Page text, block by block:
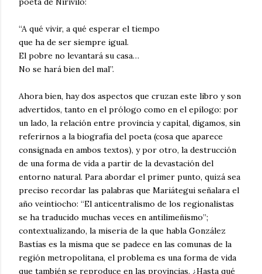
“A qué vivir, a qué esperar el tiempo
que ha de ser siempre igual.
El pobre no levantará su casa…
No se hará bien del mal”.
Ahora bien, hay dos aspectos que cruzan este libro y son
advertidos, tanto en el prólogo como en el epílogo: por
un lado, la relación entre provincia y capital, digamos, sin
referirnos a la biografía del poeta (cosa que aparece
consignada en ambos textos), y por otro, la destrucción
de una forma de vida a partir de la devastación del
entorno natural. Para abordar el primer punto, quizá sea
preciso recordar las palabras que Mariátegui señalara el
año veintiocho: “El anticentralismo de los regionalistas
se ha traducido muchas veces en antilimeñismo”;
contextualizando, la miseria de la que habla González
Bastías es la misma que se padece en las comunas de la
región metropolitana, el problema es una forma de vida
que también se reproduce en las provincias. ¿Hasta qué